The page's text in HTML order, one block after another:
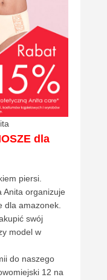
dla
piersi.
Anita organizuje
dla amazonek.
swój
model w
do naszego
12 na